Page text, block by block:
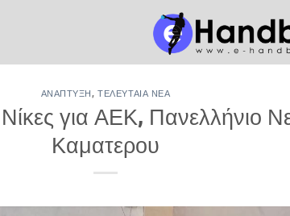
ΑΝΆΠΤΥΞΗ,ΤΕΛΕΥΤΑΊΑ ΝΈΑ
για ΑΕΚ, Πανελλήνιο
Καματερου